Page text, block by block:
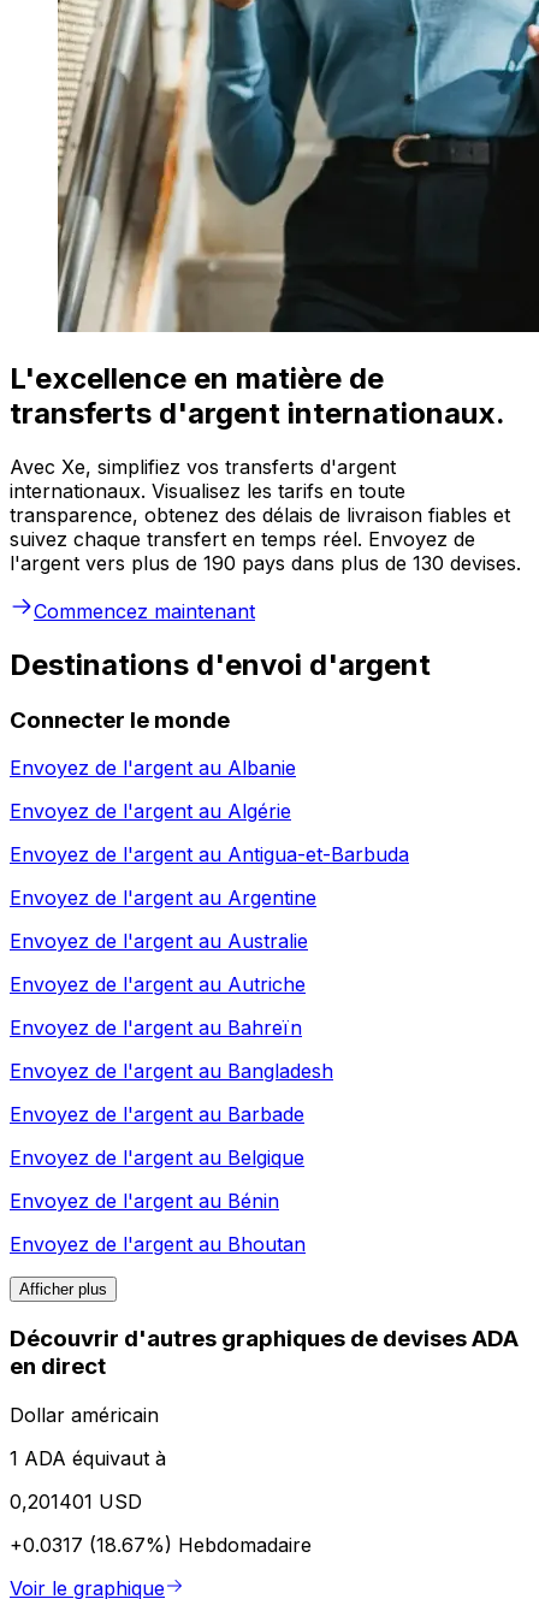
L'excellence en matière de
transferts d'argent internationaux.
Avec Xe, simplifiez vos transferts d'argent
internationaux. Visualisez les tarifs en toute
transparence, obtenez des délais de livraison fiables et
suivez chaque transfert en temps réel. Envoyez de
l'argent vers plus de 190 pays dans plus de 130 devises.
Commencez maintenant
Destinations d'envoi d'argent
Connecter le monde
Envoyez de l'argent au Albanie
Envoyez de l'argent au Algérie
Envoyez de l'argent au Antigua-et-Barbuda
Envoyez de l'argent au Argentine
Envoyez de l'argent au Australie
Envoyez de l'argent au Autriche
Envoyez de l'argent au Bahreïn
Envoyez de l'argent au Bangladesh
Envoyez de l'argent au Barbade
Envoyez de l'argent au Belgique
Envoyez de l'argent au Bénin
Envoyez de l'argent au Bhoutan
Afficher plus
Découvrir d'autres graphiques de devises ADA
en direct
Dollar américain
1 ADA équivaut à
0,201401 USD
+0.0317 (18.67%) Hebdomadaire
Voir le graphique